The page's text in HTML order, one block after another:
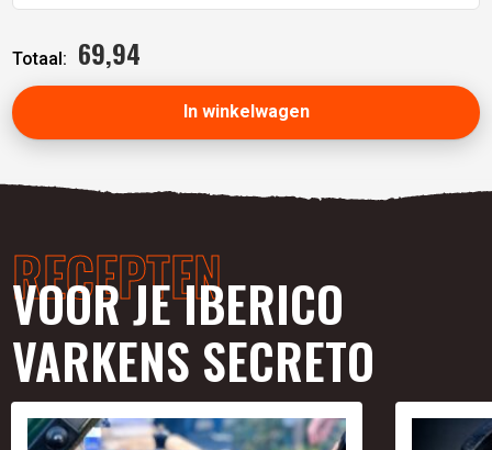
Totaal: 69,94
In winkelwagen
RECEPTEN
VOOR JE IBERICO
VARKENS SECRETO